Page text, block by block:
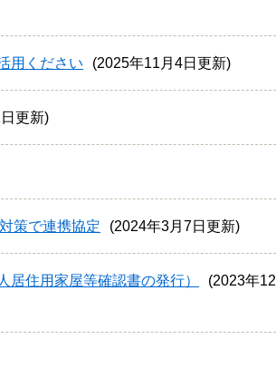
用ください 2025年11月4日更新
更新
策で連携協定 2024年3月7日更新
住用家屋等確認書の発行）
2023年12